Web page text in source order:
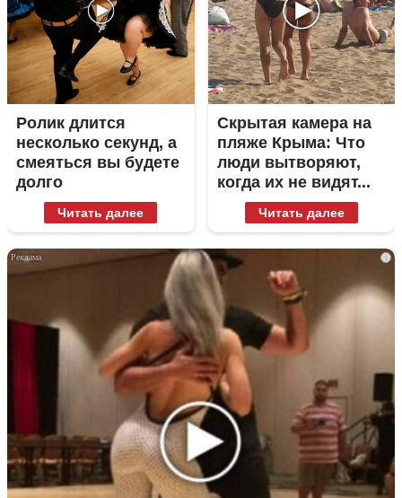
Ролик длится
несколько секунд, а
смеяться вы будете
долго
Читать далее
Скрытая камера на
пляже Крыма: Что
люди вытворяют,
когда их не видят...
Читать далее
i